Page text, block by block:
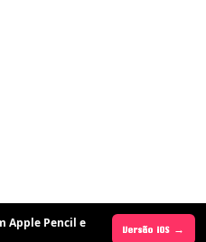
tempo
Versão Android →
Apple Pencil e
Versão iOS →